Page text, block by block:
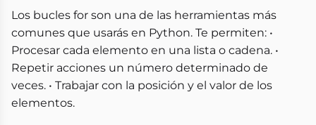
Los bucles for son una de las herramientas más
comunes que usarás en Python. Te permiten: •
Procesar cada elemento en una lista o cadena. •
Repetir acciones un número determinado de
veces. • Trabajar con la posición y el valor de los
elementos.